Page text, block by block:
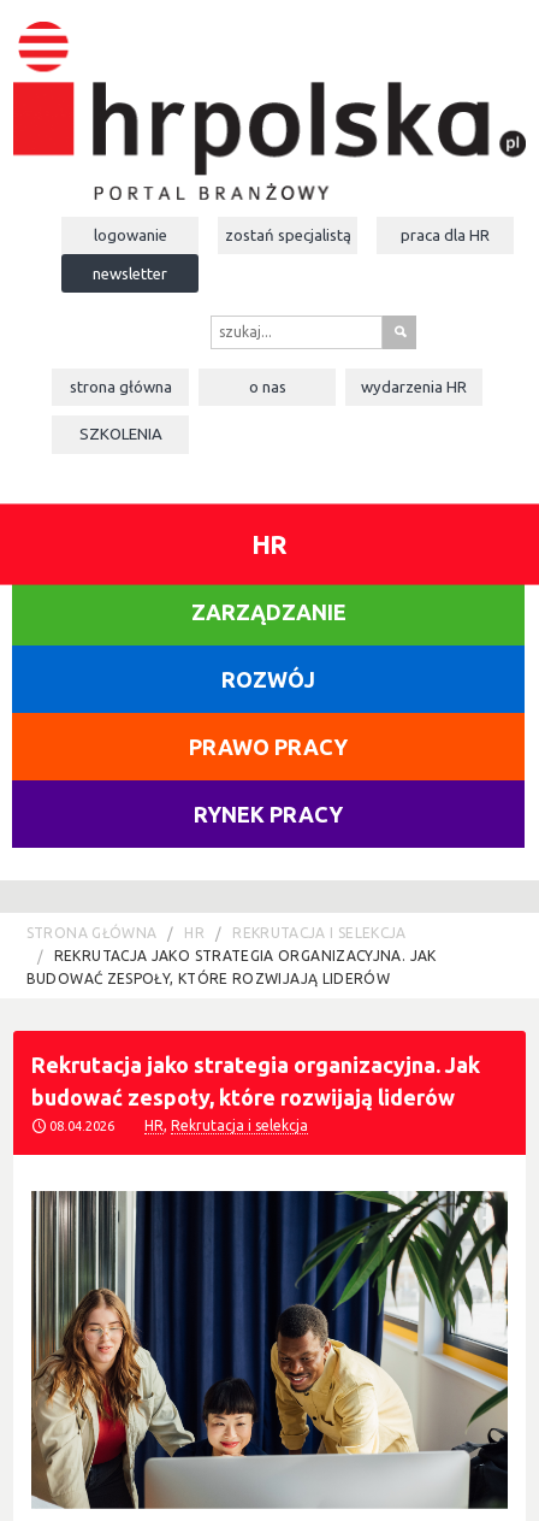
logowanie zostań specjalistą praca dla HR
newsletter
s
strona główna o nas wydarzeniaHR
SZKOLENIA
HR
ZARZĄDZANIE
ROZWÓJ
PRAWO PRACY
RYNEK PRACY
STRONA GŁÓWNA HR
REKRUTACJA I SELEKCJA
REKRUTACJA JAKO STRATEGIA ORGANIZACYJNA. JAK
BUDOWAĆ ZESPOŁY, KTÓRE ROZWIJAJĄ LIDERÓW
Rekrutacja jako strategia organizacyjna. Jak
budować zespoły, które rozwijają liderów
08.04.2026 HR,Rekrutacja i selekcja